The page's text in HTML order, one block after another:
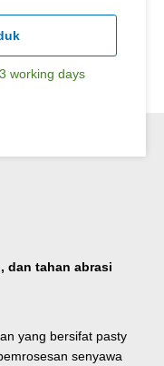
working days
dan tahan abrasi
yang bersifat pasty
senyawa